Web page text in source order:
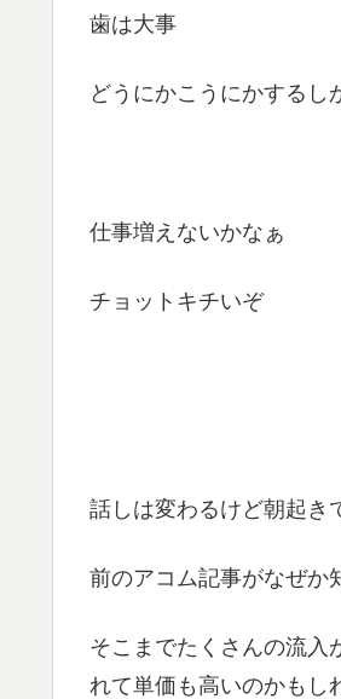
歯は大事
どうにかこうにかするし
仕事増えないかなぁ
チョットキチいぞ
話しは変わるけど朝起き
前のアコム記事がなぜか
そこまでたくさんの流入
れて単価も高いのかもし